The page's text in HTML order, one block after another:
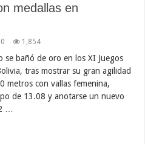
medallas en
0 1,854
se bañó de oro en los XI Juegos
tras mostrar su gran agilidad
metros con vallas femenina,
de 13.08 y anotarse un nuevo
…